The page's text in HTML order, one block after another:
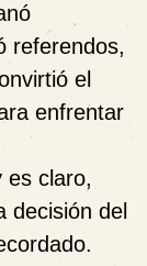
referendos,
el
enfrentar
es claro,
decisión del